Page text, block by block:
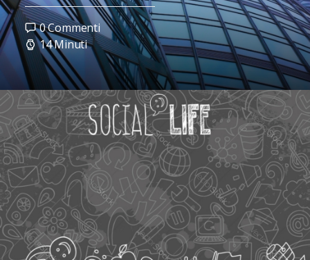
0 Commenti
14 Minuti